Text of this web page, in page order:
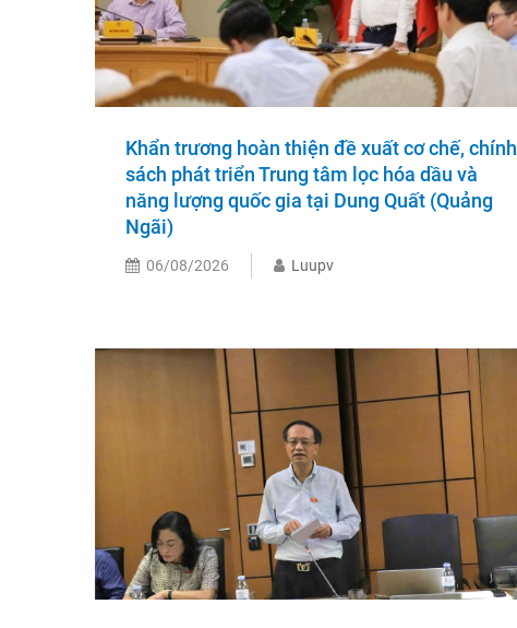
Khẩn trương hoàn thiện đề xuất cơ chế, chính
sách phát triển Trung tâm lọc hóa dầu và
năng lượng quốc gia tại Dung Quất (Quảng
Ngãi)
06/08/2026 Luupv